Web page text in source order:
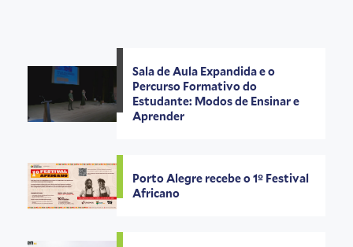
Sala de Aula Expandida e o
Percurso Formativo do
Estudante: Modos de Ensinar e
Aprender
Porto Alegre recebe o 1º Festival
Africano